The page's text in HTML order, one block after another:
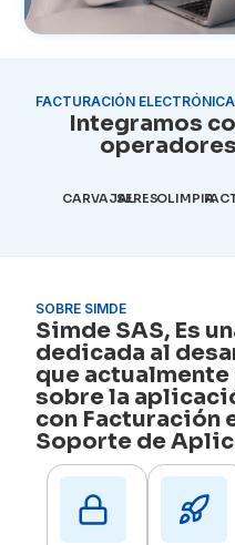
FACTURACIÓN ELECTRÓNICA
Integramos
CARVAJALSERESOLIMPIA
SOBRE SIMDE
Simde SAS, Es
dedicada al
que
sobre la
con Facturación
Soporte de